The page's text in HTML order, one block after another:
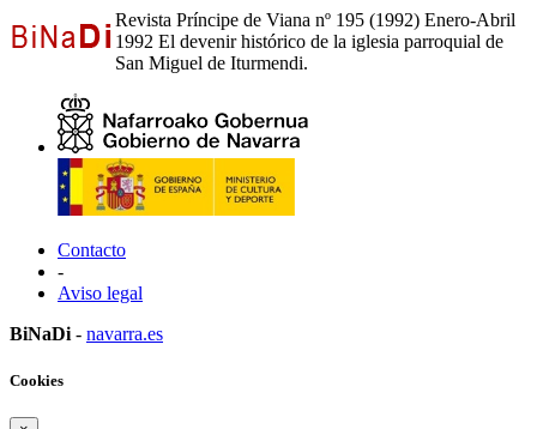
Revista Príncipe de Viana nº 195 (1992) Enero-Abril
1992 El devenir histórico de la iglesia parroquial de
San Miguel de Iturmendi.
Contacto
-
Aviso legal
BiNaDi - navarra.es
Cookies